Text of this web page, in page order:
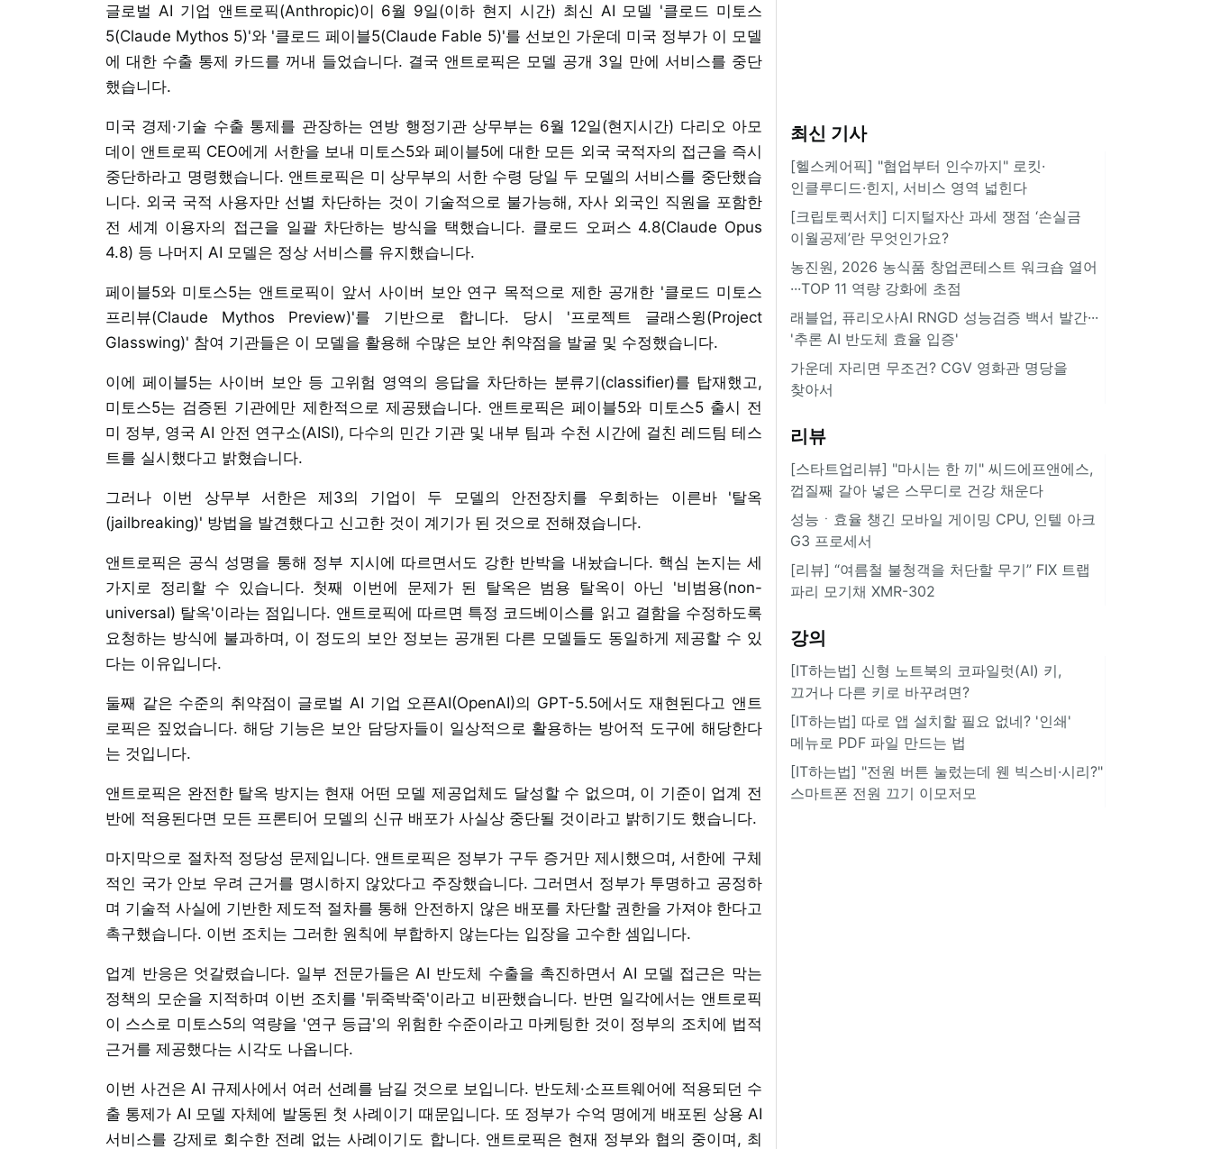
글로벌 AI 기업 앤트로픽(Anthropic)이 6월 9일(이하 현지 시간) 최신 AI 모델 '클로드 미토스
5(Claude Mythos 5)'와 '클로드 페이블5(Claude Fable 5)'를 선보인 가운데 미국 정부가 이 모델
에 대한 수출 통제 카드를 꺼내 들었습니다. 결국 앤트로픽은 모델 공개 3일 만에 서비스를 중단
했습니다.
미국 경제·기술 수출 통제를 관장하는 연방 행정기관 상무부는 6월 12일(현지시간) 다리오 아모
데이 앤트로픽 CEO에게 서한을 보내 미토스5와 페이블5에 대한 모든 외국 국적자의 접근을 즉시
중단하라고 명령했습니다. 앤트로픽은 미 상무부의 서한 수령 당일 두 모델의 서비스를 중단했습
니다. 외국 국적 사용자만 선별 차단하는 것이 기술적으로 불가능해, 자사 외국인 직원을 포함한
전 세계 이용자의 접근을 일괄 차단하는 방식을 택했습니다. 클로드 오퍼스 4.8(Claude Opus
4.8) 등 나머지 AI 모델은 정상 서비스를 유지했습니다.
페이블5와 미토스5는 앤트로픽이 앞서 사이버 보안 연구 목적으로 제한 공개한 '클로드 미토스
프리뷰(Claude Mythos Preview)'를 기반으로 합니다. 당시 '프로젝트 글래스윙(Project
Glasswing)' 참여 기관들은 이 모델을 활용해 수많은 보안 취약점을 발굴 및 수정했습니다.
이에 페이블5는 사이버 보안 등 고위험 영역의 응답을 차단하는 분류기(classifier)를 탑재했고,
미토스5는 검증된 기관에만 제한적으로 제공됐습니다. 앤트로픽은 페이블5와 미토스5 출시 전
미 정부, 영국 AI 안전 연구소(AISI), 다수의 민간 기관 및 내부 팀과 수천 시간에 걸친 레드팀 테스
트를 실시했다고 밝혔습니다.
그러나 이번 상무부 서한은 제3의 기업이 두 모델의 안전장치를 우회하는 이른바 '탈옥
(jailbreaking)' 방법을 발견했다고 신고한 것이 계기가 된 것으로 전해졌습니다.
앤트로픽은 공식 성명을 통해 정부 지시에 따르면서도 강한 반박을 내놨습니다. 핵심 논지는 세
가지로 정리할 수 있습니다. 첫째 이번에 문제가 된 탈옥은 범용 탈옥이 아닌 '비범용(non-
universal) 탈옥'이라는 점입니다. 앤트로픽에 따르면 특정 코드베이스를 읽고 결함을 수정하도록
요청하는 방식에 불과하며, 이 정도의 보안 정보는 공개된 다른 모델들도 동일하게 제공할 수 있
다는 이유입니다.
둘째 같은 수준의 취약점이 글로벌 AI 기업 오픈AI(OpenAI)의 GPT-5.5에서도 재현된다고 앤트
로픽은 짚었습니다. 해당 기능은 보안 담당자들이 일상적으로 활용하는 방어적 도구에 해당한다
는 것입니다.
앤트로픽은 완전한 탈옥 방지는 현재 어떤 모델 제공업체도 달성할 수 없으며, 이 기준이 업계 전
반에 적용된다면 모든 프론티어 모델의 신규 배포가 사실상 중단될 것이라고 밝히기도 했습니다.
마지막으로 절차적 정당성 문제입니다. 앤트로픽은 정부가 구두 증거만 제시했으며, 서한에 구체
적인 국가 안보 우려 근거를 명시하지 않았다고 주장했습니다. 그러면서 정부가 투명하고 공정하
며 기술적 사실에 기반한 제도적 절차를 통해 안전하지 않은 배포를 차단할 권한을 가져야 한다고
촉구했습니다. 이번 조치는 그러한 원칙에 부합하지 않는다는 입장을 고수한 셈입니다.
업계 반응은 엇갈렸습니다. 일부 전문가들은 AI 반도체 수출을 촉진하면서 AI 모델 접근은 막는
정책의 모순을 지적하며 이번 조치를 '뒤죽박죽'이라고 비판했습니다. 반면 일각에서는 앤트로픽
이 스스로 미토스5의 역량을 '연구 등급'의 위험한 수준이라고 마케팅한 것이 정부의 조치에 법적
근거를 제공했다는 시각도 나옵니다.
이번 사건은 AI 규제사에서 여러 선례를 남길 것으로 보입니다. 반도체·소프트웨어에 적용되던 수
출 통제가 AI 모델 자체에 발동된 첫 사례이기 때문입니다. 또 정부가 수억 명에게 배포된 상용 AI
서비스를 강제로 회수한 전례 없는 사례이기도 합니다. 앤트로픽은 현재 정부와 협의 중이며, 최
최신 기사
[헬스케어픽] "협업부터 인수까지" 로킷·
인클루디드·힌지, 서비스 영역 넓힌다
[크립토퀵서치] 디지털자산 과세 쟁점 ‘손실금
이월공제’란 무엇인가요?
농진원, 2026 농식품 창업콘테스트 워크숍 열어
···TOP 11 역량 강화에 초점
래블업, 퓨리오사AI RNGD 성능검증 백서 발간···
'추론 AI 반도체 효율 입증'
가운데 자리면 무조건? CGV 영화관 명당을
찾아서
리뷰
[스타트업리뷰] "마시는 한 끼" 씨드에프앤에스,
껍질째 갈아 넣은 스무디로 건강 채운다
성능ㆍ효율 챙긴 모바일 게이밍 CPU, 인텔 아크
G3 프로세서
[리뷰] “여름철 불청객을 처단할 무기” FIX 트랩
파리 모기채 XMR-302
강의
[IT하는법] 신형 노트북의 코파일럿(AI) 키,
끄거나 다른 키로 바꾸려면?
[IT하는법] 따로 앱 설치할 필요 없네? '인쇄'
메뉴로 PDF 파일 만드는 법
[IT하는법] "전원 버튼 눌렀는데 웬 빅스비·시리?"
스마트폰 전원 끄기 이모저모